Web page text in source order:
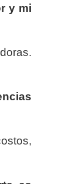
y mi